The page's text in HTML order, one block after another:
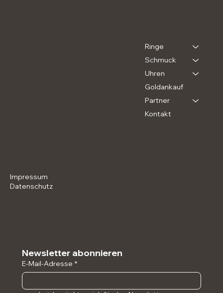
Ringe
Schmuck
Uhren
Goldankauf
Partner
Kontakt
Impressum
Datenschutz
Newsletter abonnieren
E-Mail-Adresse *